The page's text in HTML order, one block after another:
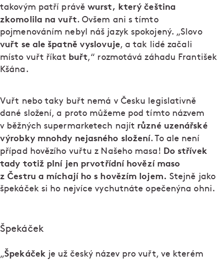
takovým patří právěwurst, který čeština
zkomolila na vuřt. Ovšem ani s tímto
pojmenováním nebyl náš jazyk spokojený. „Slovo
vuřt se ale špatně vyslovuje, a tak lidé začali
místo vuřt říkat buřt,“ rozmotává záhadu František
Kšána.
Vuřt nebo taky buřt nemá v Česku legislativně
dané složení, a proto můžeme pod tímto názvem
v běžných supermarketech najít různé uzenářské
výrobky mnohdy nejasného složení. To ale není
případ hovězího vuřtu z Našeho masa! Do střívek
tady totiž plní jen prvotřídní hovězí maso
z Čestru a míchají ho s hovězím lojem. Stejně jako
špekáček si ho nejvíce vychutnáte opečenýna ohni.
Špekáček
„Špekáčekje už český název pro vuřt, ve kterém